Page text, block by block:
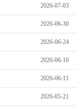
2026-07-03
2026-06-30
2026-06-24
2026-06-16
2026-06-11
2026-05-21